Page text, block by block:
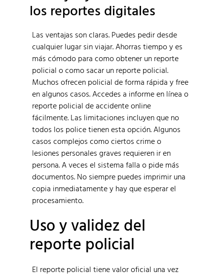
los reportes digitales
Las ventajas son claras. Puedes pedir desde
cualquier lugar sin viajar. Ahorras tiempo y es
más cómodo para como obtener un reporte
policial o como sacar un reporte policial.
Muchos ofrecen policial de forma rápida y free
en algunos casos. Accedes a informe en línea o
reporte policial de accidente online
fácilmente. Las limitaciones incluyen que no
todos los police tienen esta opción. Algunos
casos complejos como ciertos crime o
lesiones personales graves requieren ir en
persona. A veces el sistema falla o pide más
documentos. No siempre puedes imprimir una
copia inmediatamente y hay que esperar el
procesamiento.
Uso y validez del
reporte policial
El reporte policial tiene valor oficial una vez